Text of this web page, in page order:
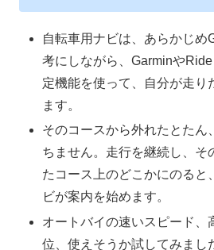
自転車用ナビは、あらかじめ
考にしながら、Garminや
定機能を使って、自分が走り
ます。
そのコースから外れたとたん
ちません。走行を継続し、そ
たコース上のどこかにのると
ビが案内を始めます。
オートバイの速いスピード、
位、使えそうか試してみまし